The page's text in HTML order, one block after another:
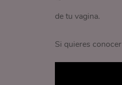
de tu vagina.
Si quieres